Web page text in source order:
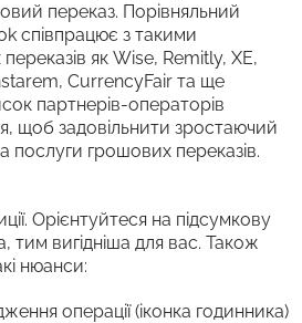
переказ. Порівняльний
співпрацює з такими
як Wise, Remitly, XE,
CurrencyFair та ще
партнерів-операторів
щоб задовільнити зростаючий
послуги грошових переказів.
Орієнтуйтеся на підсумкову
тим вигідніша для вас. Також
нюанси:
операції (іконка годинника)